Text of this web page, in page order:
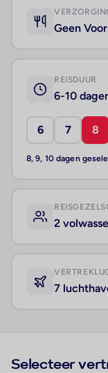
Geen
REISDUUR
6-10
6 7 8
8, 9, 10 dagen
2
7
Selecteer